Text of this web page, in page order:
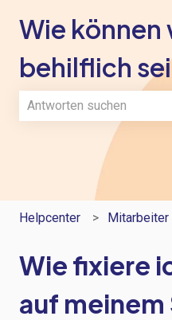
Wie können
behilflich
Es gibt keine
Helpcenter Mitarbeiter
Wie fixiere
auf